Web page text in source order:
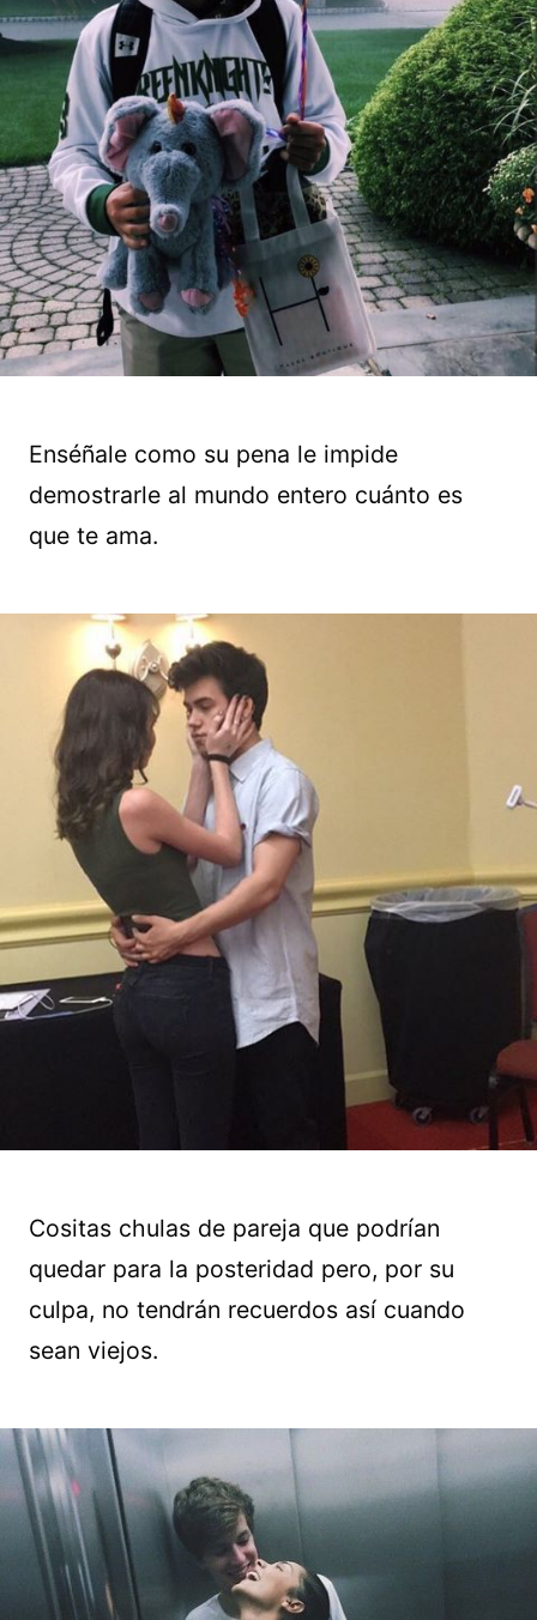
Enséñale como su pena le impide
demostrarle al mundo entero cuánto es
que te ama.
Cositas chulas de pareja que podrían
quedar para la posteridad pero, por su
culpa, no tendrán recuerdos así cuando
sean viejos.